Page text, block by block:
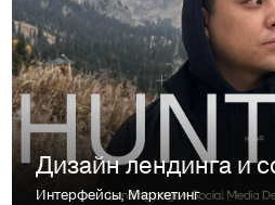
Интерфейсы,Маркетинг